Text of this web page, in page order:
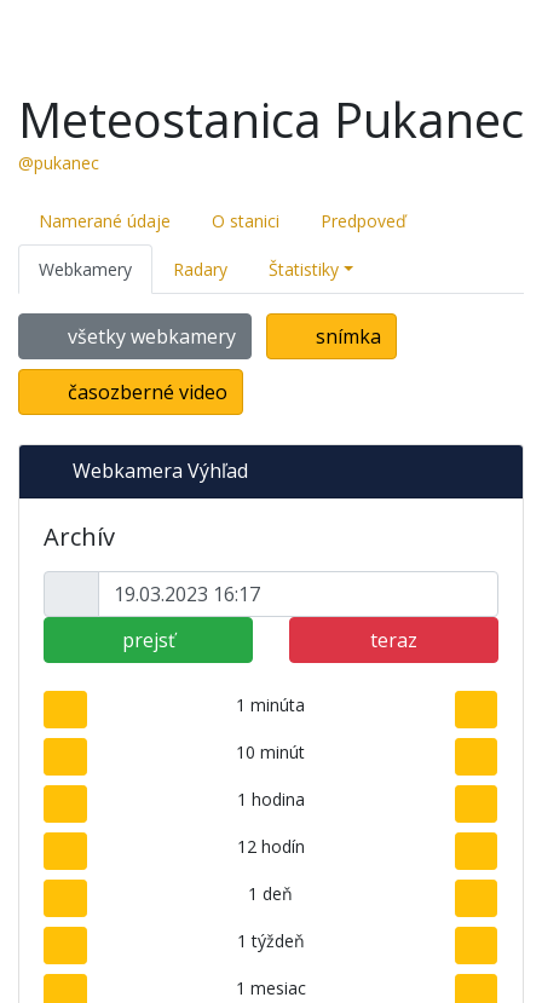
Meteostanica Pukanec
@pukanec
Namerané údaje O stanici Predpoveď
Webkamery Radary Štatistiky
všetky webkamery snímka
časozberné video
Webkamera Výhľad
Archív
prejsť teraz
1 minúta
10 minút
1 hodina
12 hodín
1 deň
1 týždeň
1 mesiac